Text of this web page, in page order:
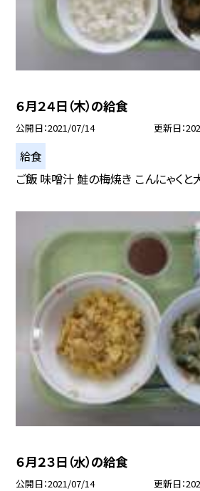
６月２４日（木）の給食
公開日 2021/07/14 更新日
給食
ご飯 味噌汁 鮭の梅焼き こんにゃく
６月２３日（水）の給食
公開日 2021/07/14 更新日